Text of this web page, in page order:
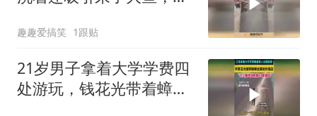
趣趣爱搞笑 1跟贴
21岁男子拿着大学学费四
处游玩，钱花光带着蟑螂